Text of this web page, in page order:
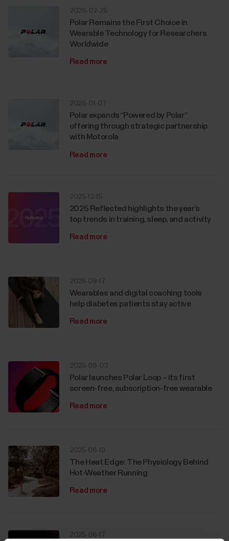
Polar Remains the First Choice in
Wearable Technology for Researchers
Worldwide
Read more
Polar expands “Powered by Polar”
offering through strategic partnership
with Motorola
Read more
2025 Reflected highlights the year’s
top trends in training, sleep, and activity
Read more
Wearables and digital coaching tools
help diabetes patients stay active
Read more
Polar launches Polar Loop – its first
screen-free, subscription-free wearable
Read more
The Heat Edge: The Physiology Behind
Hot-Weather Running
Read more